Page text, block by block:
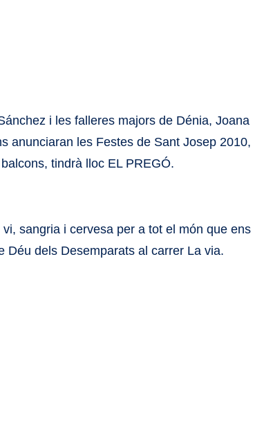
i les falleres majors de Dénia, Joana
anunciaran les Festes de Sant Josep 2010,
tindrà lloc EL PREGÓ.
sangria i cervesa per a tot el món que ens
Déu dels Desemparats al carrer La via.